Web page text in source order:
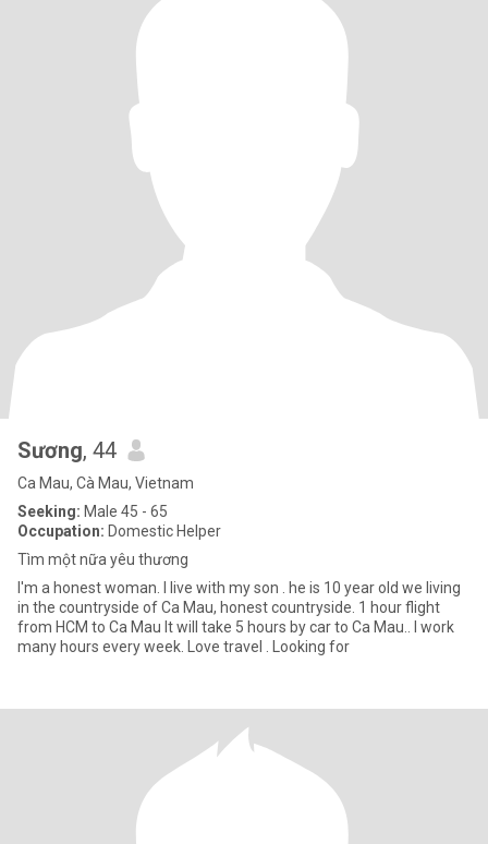
Sương, 44
Ca Mau, Cà Mau, Vietnam
Seeking: Male 45 - 65
Occupation: Domestic Helper
Tìm một nữa yêu thương
I'm a honest woman. I live with my son . he is 10 year old we living
in the countryside of Ca Mau, honest countryside. 1 hour flight
from HCM to Ca Mau It will take 5 hours by car to Ca Mau.. I work
many hours every week. Love travel . Looking for